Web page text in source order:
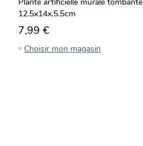
12.5x14x.5.5cm
7,99 €
Choisir mon magasin